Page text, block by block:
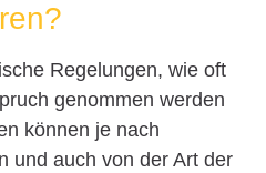
Regelungen, wie oft
genommen werden
können je nach
und auch von der Art der